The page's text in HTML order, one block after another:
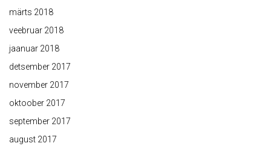
märts 2018
veebruar 2018
jaanuar 2018
detsember 2017
november 2017
oktoober 2017
september 2017
august 2017